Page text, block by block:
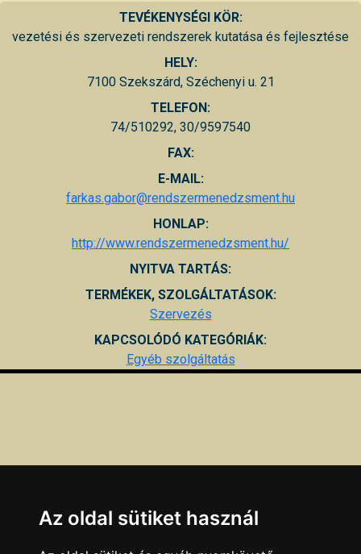
TEVÉKENYSÉGI KÖR:
vezetési és szervezeti rendszerek kutatása és fejlesztése
HELY:
7100 Szekszárd, Széchenyi u. 21
TELEFON:
74/510292, 30/9597540
FAX:
E-MAIL:
farkas.gabor@rendszermenedzsment.hu
HONLAP:
http://www.rendszermenedzsment.hu/
NYITVA TARTÁS:
TERMÉKEK, SZOLGÁLTATÁSOK:
Szervezés
KAPCSOLÓDÓ KATEGÓRIÁK:
Egyéb szolgáltatás
Az oldal sütiket használ